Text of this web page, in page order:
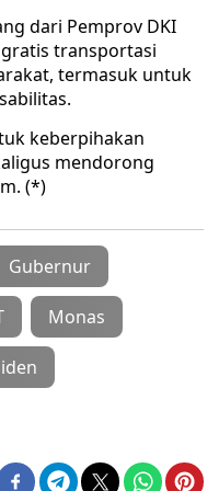
dari Pemprov DKI
transportasi
termasuk untuk
keberpihakan
mendorong
(*)
Gubernur
Monas